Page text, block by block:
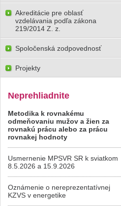
Akreditácie pre oblasť
vzdelávania podľa zákona
219/2014 Z. z.
Spoločenská zodpovednosť
Projekty
Neprehliadnite
Metodika k rovnakému
odmeňovaniu mužov a žien za
rovnakú prácu alebo za prácu
rovnakej hodnoty
Usmernenie MPSVR SR k sviatkom
8.5.2026 a 15.9.2026
Oznámenie o nereprezentatívnej
KZVS v energetike